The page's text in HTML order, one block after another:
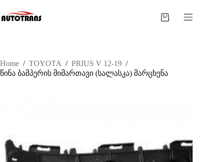
Home / TOYOTA / PRIUS V 12-19 /
წინა ბამპერის მიმართავი (სალასკა) მარცხენა